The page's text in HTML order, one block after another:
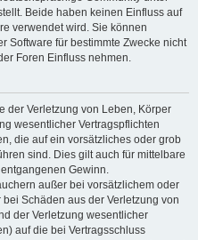
Beide haben keinen Einfluss auf
verwendet wird. Sie können
Software für bestimmte Zwecke nicht
Foren Einfluss nehmen.
der Verletzung von Leben, Körper
wesentlicher Vertragspflichten
die auf ein vorsätzliches oder grob
sind. Dies gilt auch für mittelbare
Gewinn.
außer bei vorsätzlichem oder
Schäden aus der Verletzung von
der Verletzung wesentlicher
auf die bei Vertragsschluss